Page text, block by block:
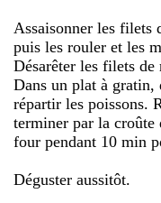
Assaisonner les filets
puis les rouler et les
Désarêter les filets de
Dans un plat à gratin,
répartir les poissons.
terminer par la croûte
four pendant 10 min
Déguster aussitôt.